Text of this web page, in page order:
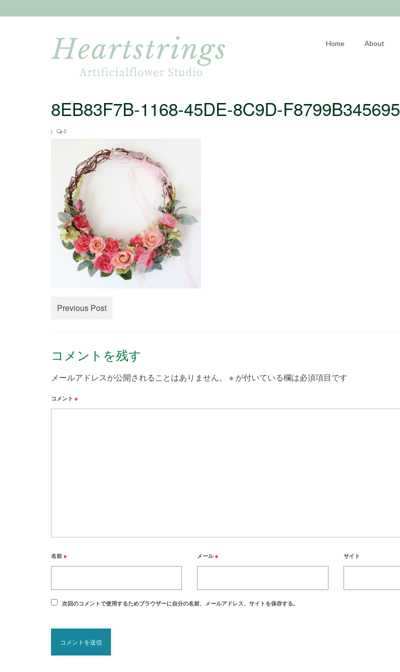
Home About
8EB83F7B-1168-45DE-8C9D-F8799B345695
| 0
Previous Post
コメントを残す
メールアドレスが公開されることはありません。 ※ が付いている欄は必須項目です
コメント ※
名前 ※ メール※ サイト
次回のコメントで使用するためブラウザーに自分の名前、メールアドレス、サイトを保存する。